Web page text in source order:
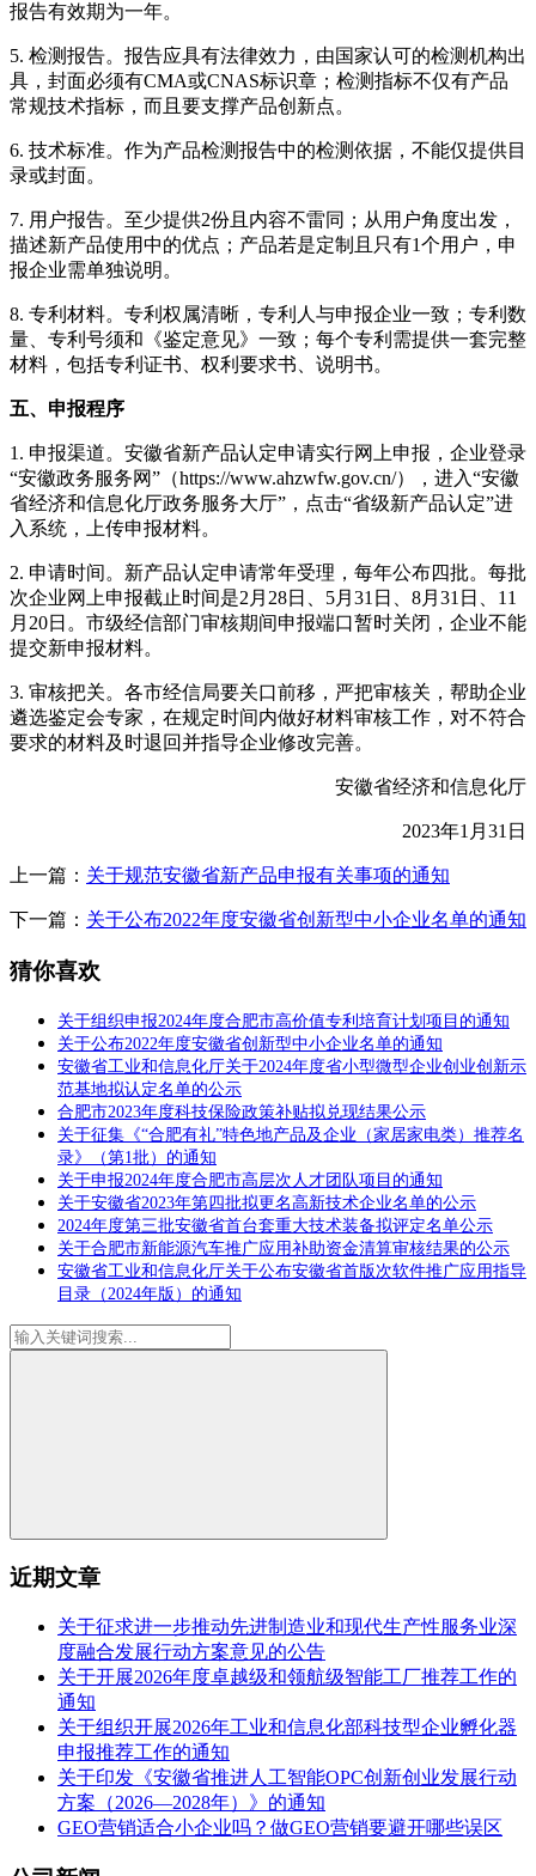
报告有效期为一年。
5. 检测报告。报告应具有法律效力，由国家认可的检测机构出
具，封面必须有CMA或CNAS标识章；检测指标不仅有产品
常规技术指标，而且要支撑产品创新点。
6. 技术标准。作为产品检测报告中的检测依据，不能仅提供目
录或封面。
7. 用户报告。至少提供2份且内容不雷同；从用户角度出发，
描述新产品使用中的优点；产品若是定制且只有1个用户，申
报企业需单独说明。
8. 专利材料。专利权属清晰，专利人与申报企业一致；专利数
量、专利号须和《鉴定意见》一致；每个专利需提供一套完整
材料，包括专利证书、权利要求书、说明书。
五、申报程序
1. 申报渠道。安徽省新产品认定申请实行网上申报，企业登录
“安徽政务服务网”（https://www.ahzwfw.gov.cn/），进入“安徽
省经济和信息化厅政务服务大厅”，点击“省级新产品认定”进
入系统，上传申报材料。
2. 申请时间。新产品认定申请常年受理，每年公布四批。每批
次企业网上申报截止时间是2月28日、5月31日、8月31日、11
月20日。市级经信部门审核期间申报端口暂时关闭，企业不能
提交新申报材料。
3. 审核把关。各市经信局要关口前移，严把审核关，帮助企业
遴选鉴定会专家，在规定时间内做好材料审核工作，对不符合
要求的材料及时退回并指导企业修改完善。
安徽省经济和信息化厅
2023年1月31日
上一篇： 关于规范安徽省新产品申报有关事项的通知
下一篇： 关于公布2022年度安徽省创新型中小企业名单的通知
猜你喜欢
关于组织申报2024年度合肥市高价值专利培育计划项目的通知
关于公布2022年度安徽省创新型中小企业名单的通知
安徽省工业和信息化厅关于2024年度省小型微型企业创业创新示
范基地拟认定名单的公示
合肥市2023年度科技保险政策补贴拟兑现结果公示
关于征集《“合肥有礼”特色地产品及企业（家居家电类）推荐名
录》（第1批）的通知
关于申报2024年度合肥市高层次人才团队项目的通知
关于安徽省2023年第四批拟更名高新技术企业名单的公示
2024年度第三批安徽省首台套重大技术装备拟评定名单公示
关于合肥市新能源汽车推广应用补助资金清算审核结果的公示
安徽省工业和信息化厅关于公布安徽省首版次软件推广应用指导
目录（2024年版）的通知
近期文章
关于征求进一步推动先进制造业和现代生产性服务业深
度融合发展行动方案意见的公告
关于开展2026年度卓越级和领航级智能工厂推荐工作的
通知
关于组织开展2026年工业和信息化部科技型企业孵化器
申报推荐工作的通知
关于印发《安徽省推进人工智能OPC创新创业发展行动
方案（2026—2028年）》的通知
GEO营销适合小企业吗？做GEO营销要避开哪些误区